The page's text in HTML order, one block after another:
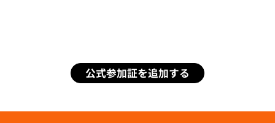
公式参加証を追加する